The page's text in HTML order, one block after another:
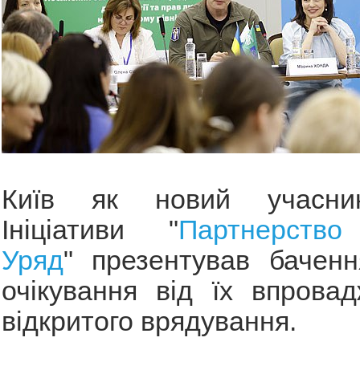
Київ як новий
Ініціативи "
Уряд" презентував
очікування від їх
відкритого врядування.